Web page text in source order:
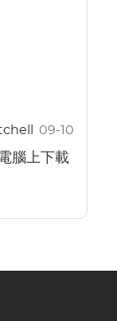
09-10
腦上下載